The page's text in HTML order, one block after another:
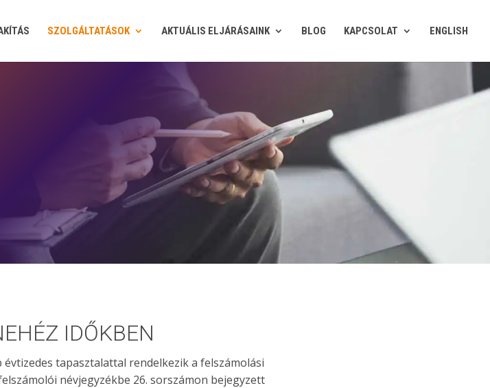
SZOLGÁLTATÁSOK AKTUÁLIS ELJÁRÁSAINK BLOG KAPCSOLAT ENGLISH
IDŐKBEN
tapasztalattal rendelkezik a felszámolási
névjegyzékbe 26. sorszámon bejegyzett